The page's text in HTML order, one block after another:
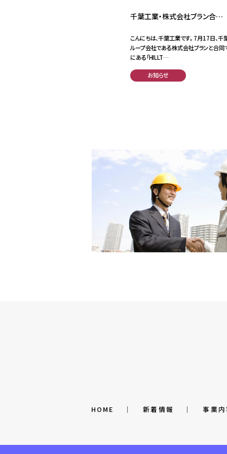
千葉工業・株式会社ブラン合…
こんにちは、千葉工業です。 7月17日、
ループ会社である株式会社ブランと合同
にある「HILLT…
お知らせ
HOME │ 新着情報 │ 事業